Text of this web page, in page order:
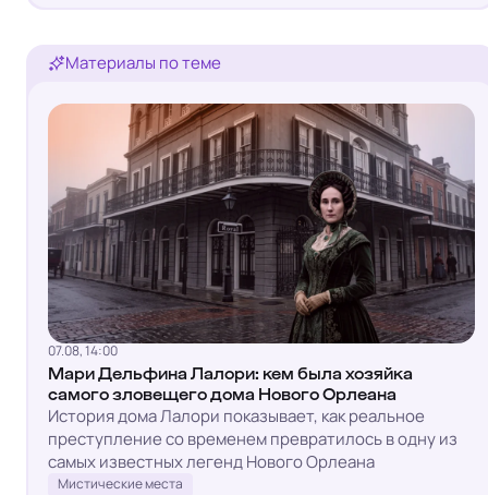
Материалы по теме
07.08, 14:00
Мари Дельфина Лалори: кем была хозяйка
самого зловещего дома Нового Орлеана
История дома Лалори показывает, как реальное
преступление со временем превратилось в одну из
самых известных легенд Нового Орлеана
Мистические места